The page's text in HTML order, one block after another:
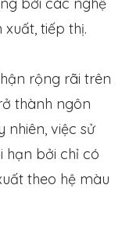
xuất, tiếp thị.
rộng rãi trên
thành ngôn
nhiên, việc sử
hạn bởi chỉ có
theo hệ màu